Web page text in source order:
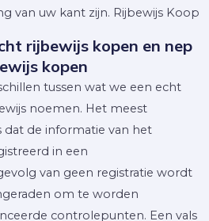
van uw kant zijn. Rijbewijs Koop
rijbewijs kopen en nep
kopen
tussen wat we een echt
noemen. Het meest
dat de informatie van het
in een
van geen registratie wordt
om te worden
controlepunten. Een vals